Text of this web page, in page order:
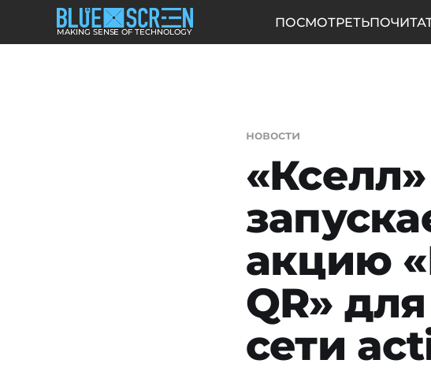
MAKING SENSE OF TECHNOLOGY
ПОСМОТРЕТЬ
новости
акцию
QR»
сети